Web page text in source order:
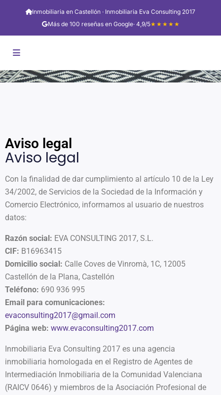
Inmobiliaria en Castellón · Inmobiliaria Eva Consulting 2017
Más de 100 reseñas en Google· 4,9/5★★★★★
Aviso legal
Aviso legal
Con la finalidad de dar cumplimiento al artículo 10 de la Ley
34/2002, de Servicios de la Sociedad de la Información y
Comercio Electrónico, informamos al usuario de nuestros
datos:
Razón social: EVA CONSULTING 2017, S.L.
CIF: B16963415
Domicilio social: Calle Coves de Vinromà, 1C, 12005
Castellón de la Plana, Castellón
Teléfono: 690 936 995
Email para comunicaciones:
evaconsulting2017@gmail.com
Página web: www.evaconsulting2017.com
Inmobiliaria Eva Consulting 2017 es una agencia
inmobiliaria homologada en el Registro de Agentes de
Intermediación Inmobiliaria de la Comunidad Valenciana
(RAICV 0646) y miembros de la Asociación Profesional de